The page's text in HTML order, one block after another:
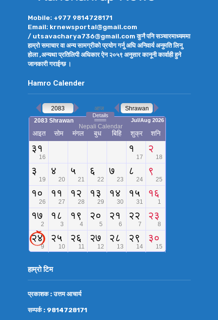
Mobile: +977 9814728171
Email: krnewsportal@gmail.com
/ utsavacharya736@gmail.com कुनै पनि सञ्चारमाध्यममा
हाम्रो समाचार वा अन्य सामग्रीको प्रयोग गर्नु अघि अनिवार्य अनुमति लिनु
होला ,अन्यथा प्रतिलिपी अधिकार ऐन २०५९ अनुसार कानूनी कार्वाही हुने
जानकारी गराईन्छ ।
Hamro Calender
हाम्रो टिम
प्रकाशक : उत्तम आचार्य
सम्पर्क : 9814728171